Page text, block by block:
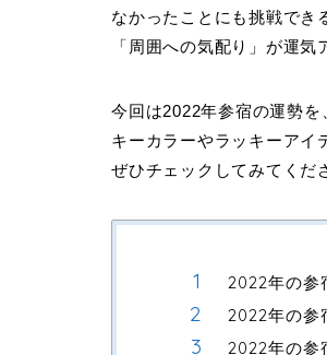
なかったことにも挑戦でき
「周囲への気配り」が運気
今回は2022年参宿の運勢
キーカラーやラッキーアイ
ぜひチェックしてみてくだ
2022年の参
2022年の参
2022年の参